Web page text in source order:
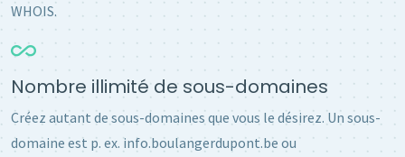
WHOIS.
Nombre illimité de sous-domaines
Créez autant de sous-domaines que vous le désirez. Un sous-
domaine est p. ex. info.boulangerdupont.be ou